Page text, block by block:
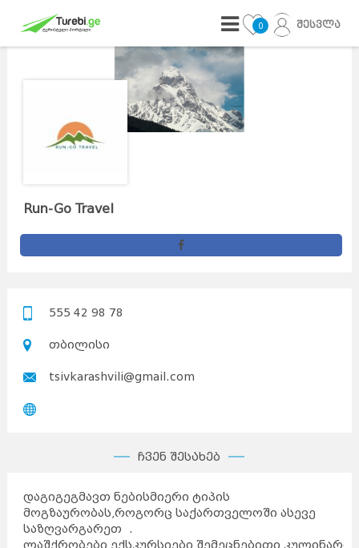
0 შესვლა
Run-Go Travel
555 42 98 78
თბილისი
tsivkarashvili@gmail.com
ჩვენ შესახებ
დაგიგეგმავთ ნებისმიერი ტიპის
მოგზაურობას,როგორც საქართველოში ასევე
საზღვარგარეთ .